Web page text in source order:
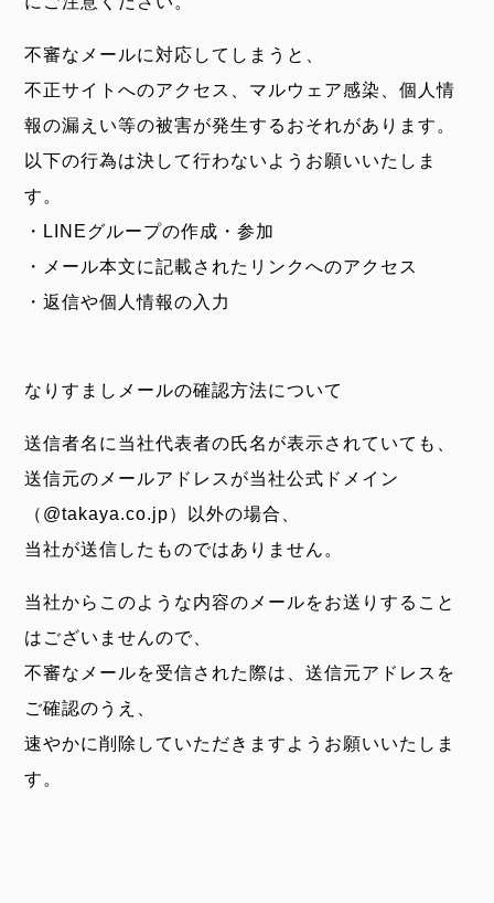
不審なメールに対応してしまうと、
不正サイトへのアクセス、マルウェア感染、個人情
報の漏えい等の被害が発生するおそれがあります。
以下の行為は決して行わないようお願いいたしま
す。
・LINEグループの作成・参加
・メール本文に記載されたリンクへのアクセス
・返信や個人情報の入力
なりすましメールの確認方法について
送信者名に当社代表者の氏名が表示されていても、
送信元のメールアドレスが当社公式ドメイン
（@takaya.co.jp）以外の場合、
当社が送信したものではありません。
当社からこのような内容のメールをお送りすること
はございませんので、
不審なメールを受信された際は、送信元アドレスを
ご確認のうえ、
速やかに削除していただきますようお願いいたしま
す。